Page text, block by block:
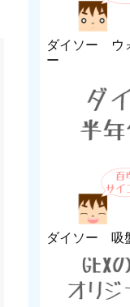
ダイソー ウ
ー
ダイソー 吸